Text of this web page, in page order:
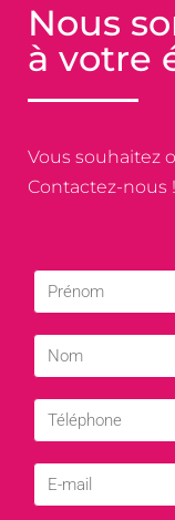
Nous
à votre
Vous souhaitez
Contactez-nous !